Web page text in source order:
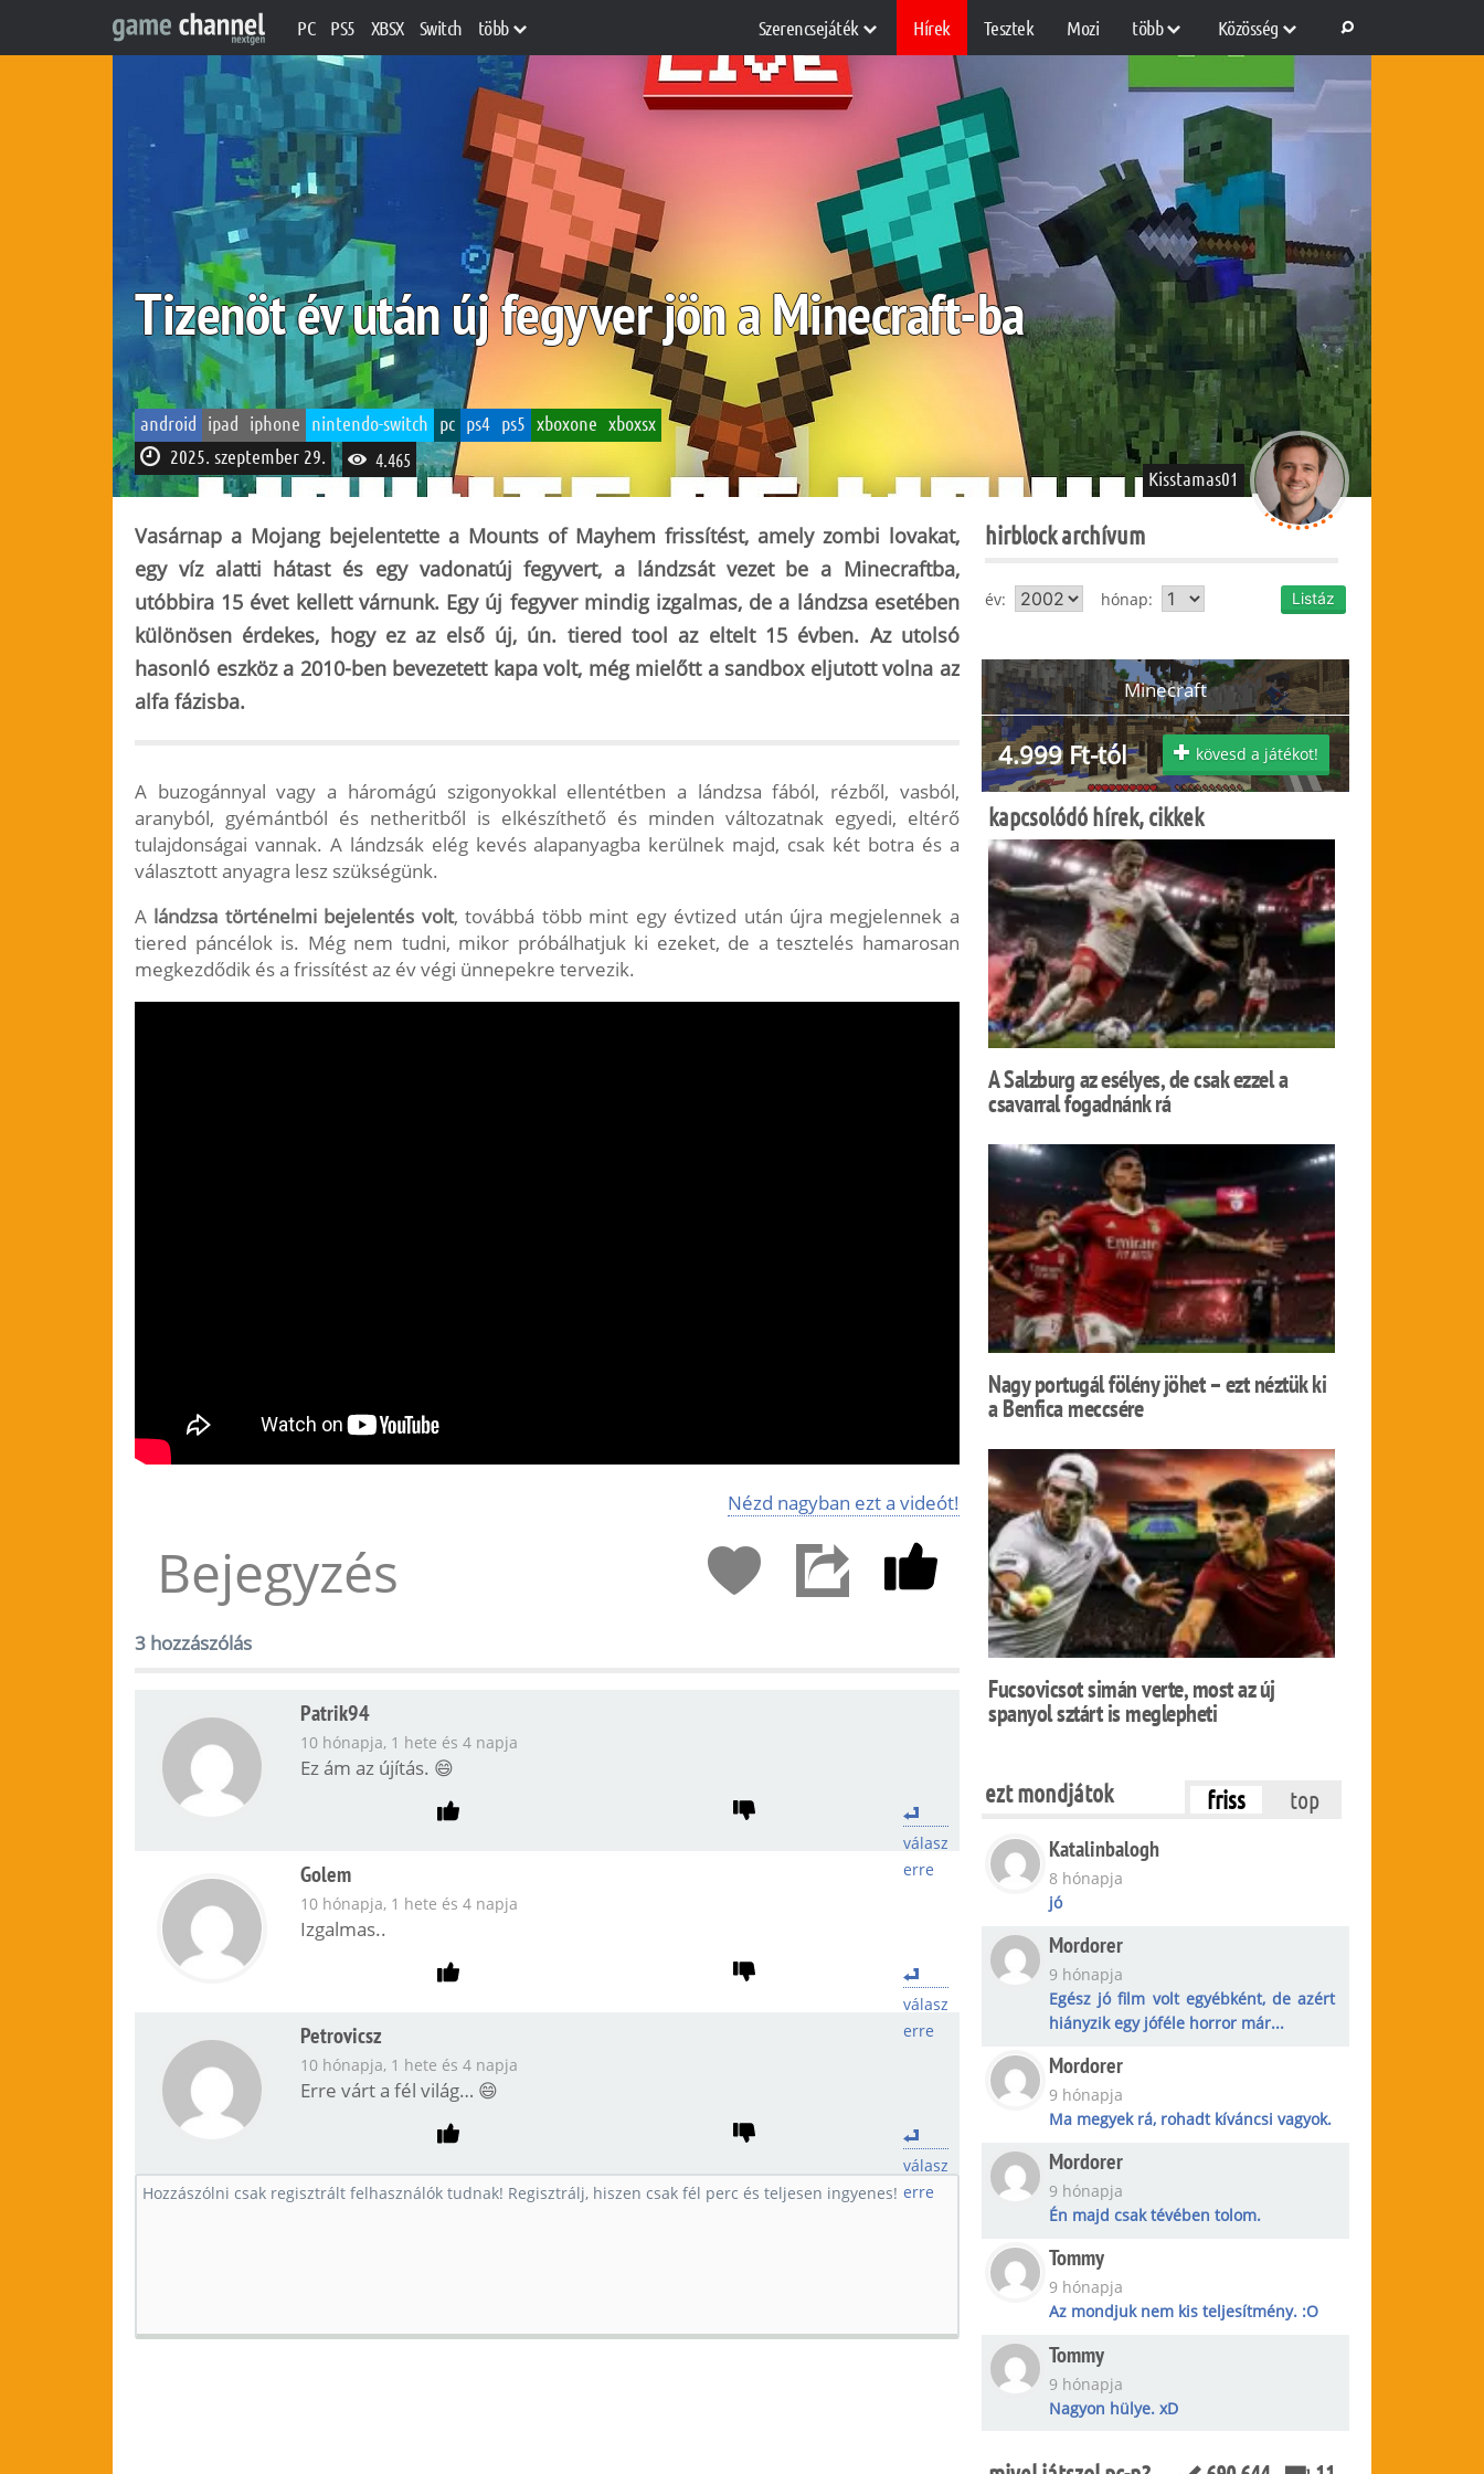
PC PS5 XBSX Switch több Szerencsejáték Hírek Tesztek Mozi több Közösség
Tizenöt év után új fegyver jön a Minecraft-ba
android ipad iphone nintendo-switch pc ps4 ps5 xboxone xboxsx
2025. szeptember 29.
4.465
Kisstamas01
Vasárnap a Mojang bejelentette a Mounts of Mayhem frissítést, amely zombi lovakat,
egy víz alatti hátast és egy vadonatúj fegyvert, a lándzsát vezet be a Minecraftba,
utóbbira 15 évet kellett várnunk. Egy új fegyver mindig izgalmas, de a lándzsa esetében
különösen érdekes, hogy ez az első új, ún. tiered tool az eltelt 15 évben. Az utolsó
hasonló eszköz a 2010-ben bevezetett kapa volt, még mielőtt a sandbox eljutott volna az
alfa fázisba.
A buzogánnyal vagy a háromágú szigonyokkal ellentétben a lándzsa fából, rézből, vasból,
aranyból, gyémántból és netheritből is elkészíthető és minden változatnak egyedi, eltérő
tulajdonságai vannak. A lándzsák elég kevés alapanyagba kerülnek majd, csak két botra és a
választott anyagra lesz szükségünk.
A lándzsa történelmi bejelentés volt, továbbá több mint egy évtized után újra megjelennek a
tiered páncélok is. Még nem tudni, mikor próbálhatjuk ki ezeket, de a tesztelés hamarosan
megkezdődik és a frissítést az év végi ünnepekre tervezik.
Nézd nagyban ezt a videót!
Bejegyzés
3 hozzászólás
Patrik94
10 hónapja, 1 hete és 4 napja
Ez ám az újítás. 😄
válasz
erre
Golem
10 hónapja, 1 hete és 4 napja
Izgalmas..
válasz
erre
Petrovicsz
10 hónapja, 1 hete és 4 napja
Erre várt a fél világ… 😄
válasz
erre
hirblock archívum
év: hónap:
Minecraft
4.999 Ft-tól kövesd a játékot!
kapcsolódó hírek, cikkek
A Salzburg az esélyes, de csak ezzel a
csavarral fogadnánk rá
Nagy portugál fölény jöhet – ezt néztük ki
a Benfica meccsére
Fucsovicsot simán verte, most az új
spanyol sztárt is meglepheti
ezt mondjátok friss
top
Katalinbalogh
8 hónapja
jó
Mordorer
9 hónapja
Egész jó film volt egyébként, de azért
hiányzik egy jóféle horror már...
Mordorer
9 hónapja
Ma megyek rá, rohadt kíváncsi vagyok.
Mordorer
9 hónapja
Én majd csak tévében tolom.
Tommy
9 hónapja
Az mondjuk nem kis teljesítmény. :O
Tommy
9 hónapja
Nagyon hülye. xD